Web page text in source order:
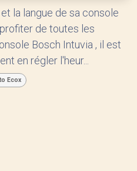
la langue de sa console
de toutes les
Bosch Intuvia , il est
en régler l'heur...
Ecox